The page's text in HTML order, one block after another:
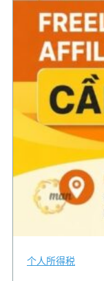
个人所得税